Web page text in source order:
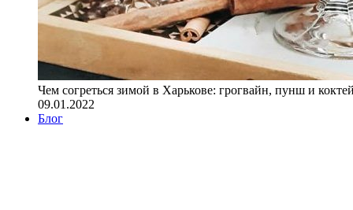
Чем согреться зимой в Харькове: грогвайн, пунш и
09.01.2022
Блог